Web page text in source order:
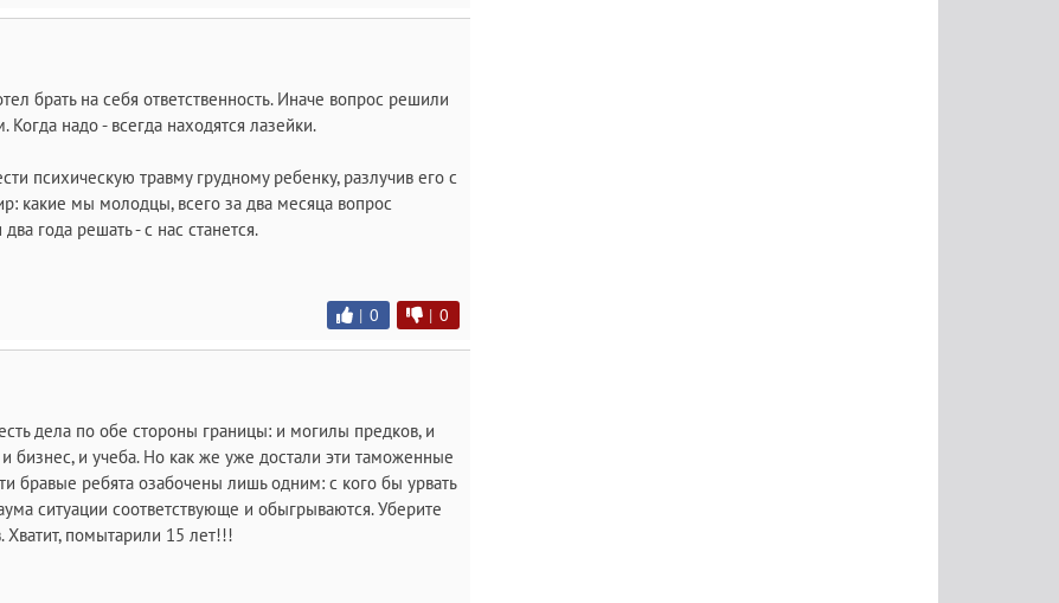
брать на себя ответственность. Иначе вопрос решили
надо - всегда находятся лазейки.
психическую травму грудному ребенку, разлучив его с
какие мы молодцы, всего за два месяца вопрос
года решать - с нас станется.
| 0 | 0
дела по обе стороны границы: и могилы предков, и
бизнес, и учеба. Но как же уже достали эти таможенные
бравые ребята озабочены лишь одним: с кого бы урвать
ситуации соответствующе и обыгрываются. Уберите
помытарили 15 лет!!!